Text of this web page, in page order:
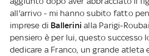
all'arrivo - mi hanno subito fatto
imprese di Ballerinialla Parigi-
pensiero è per lui, questo successo
dedicare a Franco, un grande atleta